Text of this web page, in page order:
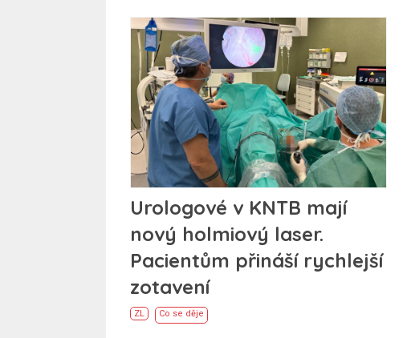
Urologové v KNTB mají
nový holmiový laser.
Pacientům přináší rychlejší
zotavení
ZL Co se děje